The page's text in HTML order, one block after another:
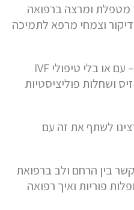
מטפלת ומרצה ברפואה
בדיקור וצמחי מרפא לתמיכה
ושחלות פוליציסטיות
לשתף את זה עם
בין הרחם ולב ברפואת
פוריות ואיך רפואה